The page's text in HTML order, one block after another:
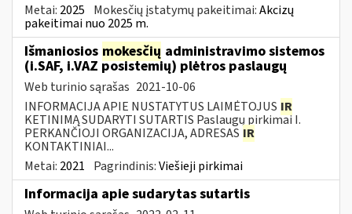
Metai: 2025 Mokesčių įstatymų pakeitimai:Akcizų
pakeitimai nuo 2025 m.
Išmaniosios mokesčių administravimo sistemos
(i.SAF, i.VAZ posistemių) plėtros paslaugų
Web turinio sąrašas 2021-10-06
INFORMACIJA APIE NUSTATYTUS LAIMĖTOJUS IR
KETINIMĄ SUDARYTI SUTARTIS Paslaugų pirkimai I.
PERKANČIOJI ORGANIZACIJA, ADRESAS IR
KONTAKTINIAI...
Metai: 2021 Pagrindinis:Viešieji pirkimai
Informacija apie sudarytas sutartis